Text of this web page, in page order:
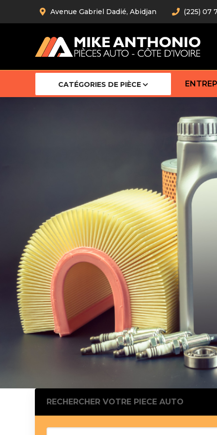
Avenue Gabriel Dadié, Abidjan (225) 07
CATÉGORIES DE PIÈCE
Barre
Barre
Robot
Bras
Cardan
Pistons
Feu
Bague
Bague
Calle
Chaine
RECHERCHER VOTRE PIECE AUTO